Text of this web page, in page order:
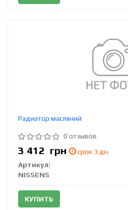
Радиатор масляний
0 отзывов
3 412 грн
срок 3 дн.
Артикул:
NISSENS
КУПИТЬ